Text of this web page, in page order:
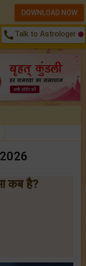
call Talk to Astrologer
2026
कब है?
DOWNLOAD NOW